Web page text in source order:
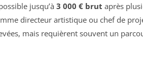
jusqu’à 3 000 € brut après
directeur artistique ou chef de
mais requièrent souvent un